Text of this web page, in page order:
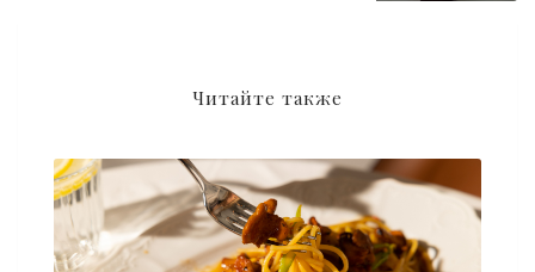
Читайте также